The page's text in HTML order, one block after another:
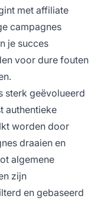
met affiliate
campagnes
je succes
voor dure fouten
sterk geëvolueerd
authentieke
worden door
draaien en
algemene
zijn
en gebaseerd